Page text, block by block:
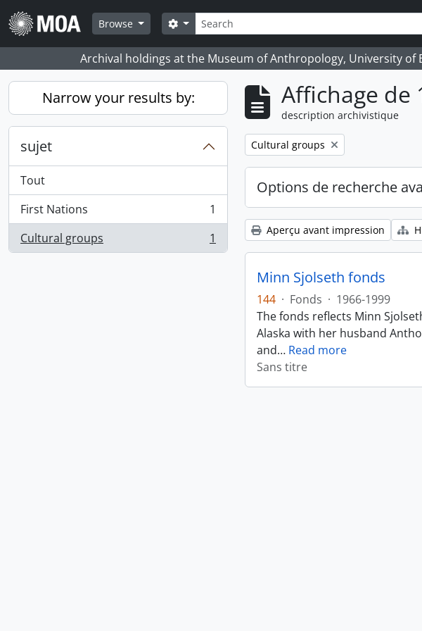
Skip to main content
Browse
Rechercher
Search options
Archival holdings at the Museum of Anthropology, University of
Narrow your results by:
sujet
Tout
First Nations
, 1 résultats
1
Cultural groups
, 1 résultats 1
Affichage de
description archivistique
Remove filter:
Cultural groups
Options de recherche
Aperçu avant impression
Minn Sjolseth fonds
144 · Fonds · 1966-1999
The fonds reflects Minn
Alaska with her husband
and… Read more
Sans titre